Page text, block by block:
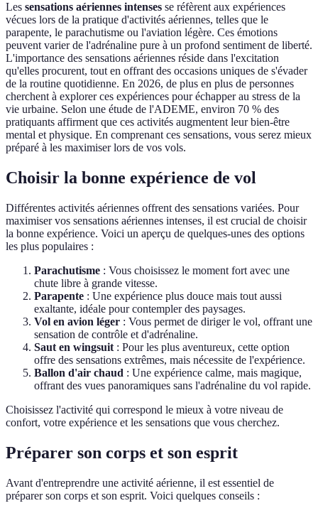
Les sensations aériennes intenses se réfèrent aux expériences
vécues lors de la pratique d'activités aériennes, telles que le
parapente, le parachutisme ou l'aviation légère. Ces émotions
peuvent varier de l'adrénaline pure à un profond sentiment de liberté.
L'importance des sensations aériennes réside dans l'excitation
qu'elles procurent, tout en offrant des occasions uniques de s'évader
de la routine quotidienne. En 2026, de plus en plus de personnes
cherchent à explorer ces expériences pour échapper au stress de la
vie urbaine. Selon une étude de l'ADEME, environ 70 % des
pratiquants affirment que ces activités augmentent leur bien-être
mental et physique. En comprenant ces sensations, vous serez mieux
préparé à les maximiser lors de vos vols.
Choisir la bonne expérience de vol
Différentes activités aériennes offrent des sensations variées. Pour
maximiser vos sensations aériennes intenses, il est crucial de choisir
la bonne expérience. Voici un aperçu de quelques-unes des options
les plus populaires :
Parachutisme : Vous choisissez le moment fort avec une
chute libre à grande vitesse.
Parapente : Une expérience plus douce mais tout aussi
exaltante, idéale pour contempler des paysages.
Vol en avion léger : Vous permet de diriger le vol, offrant une
sensation de contrôle et d'adrénaline.
Saut en wingsuit : Pour les plus aventureux, cette option
offre des sensations extrêmes, mais nécessite de l'expérience.
Ballon d'air chaud : Une expérience calme, mais magique,
offrant des vues panoramiques sans l'adrénaline du vol rapide.
Choisissez l'activité qui correspond le mieux à votre niveau de
confort, votre expérience et les sensations que vous cherchez.
Préparer son corps et son esprit
Avant d'entreprendre une activité aérienne, il est essentiel de
préparer son corps et son esprit. Voici quelques conseils :